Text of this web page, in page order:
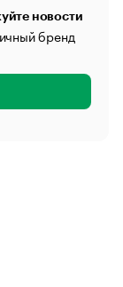
новости
бренд